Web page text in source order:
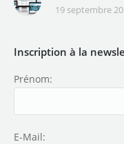
19 septembre
Inscription à la
Prénom:
E-Mail: